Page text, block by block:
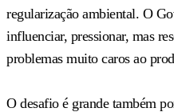
regularização ambiental. O
influenciar, pressionar, mas
problemas muito caros ao
O desafio é grande também